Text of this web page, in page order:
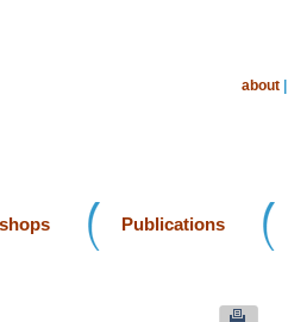
about
Publications